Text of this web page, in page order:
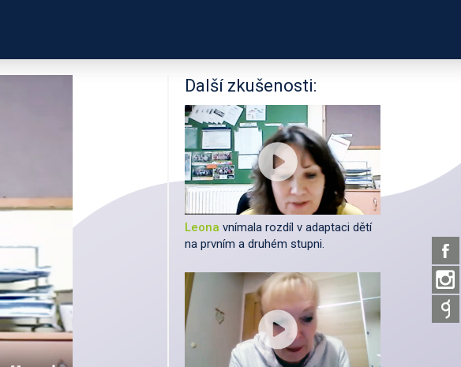
Další zkušenosti:
Leona vnímala rozdíl v adaptaci dětí
na prvním a druhém stupni.